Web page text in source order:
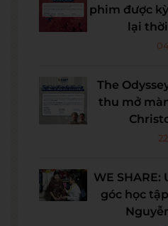
phim được
lại
The
thu mở
WE
góc học